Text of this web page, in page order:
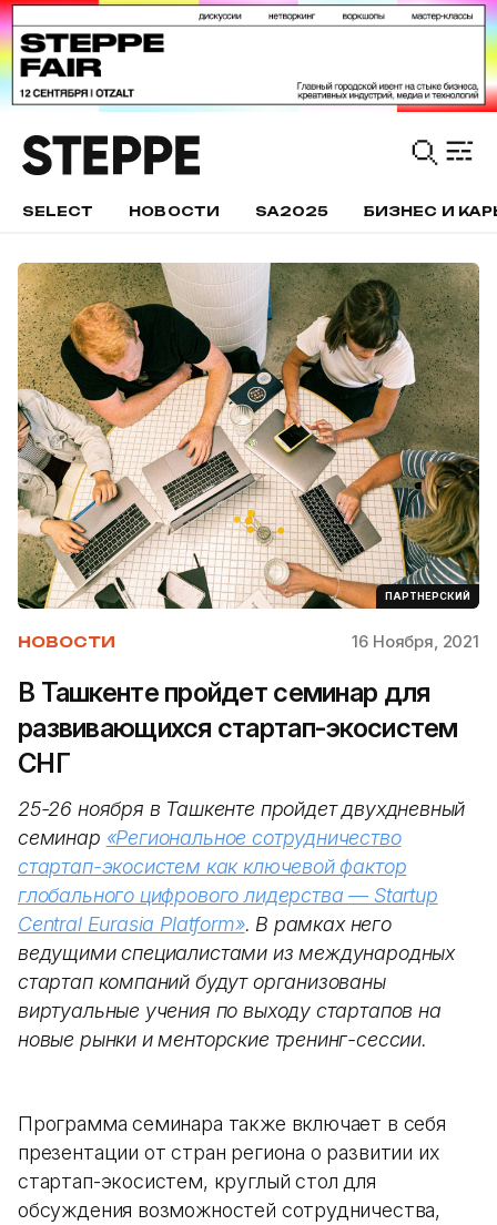
SELECT НОВОСТИ SA2025 БИЗНЕС И
ПАРТНЕРСКИЙ
НОВОСТИ 16 Ноября, 2021
В Ташкенте пройдет семинар для
развивающихся стартап-экосистем
СНГ
25-26 ноября в Ташкенте пройдет двухдневный
семинар «Региональное сотрудничество
стартап-экосистем как ключевой фактор
глобального цифрового лидерства — Startup
Central Eurasia Platform». В рамках него
ведущими специалистами из международных
стартап компаний будут организованы
виртуальные учения по выходу стартапов на
новые рынки и менторские тренинг-сессии.
Программа семинара также включает в себя
презентации от стран региона о развитии их
стартап-экосистем, круглый стол для
обсуждения возможностей сотрудничества,